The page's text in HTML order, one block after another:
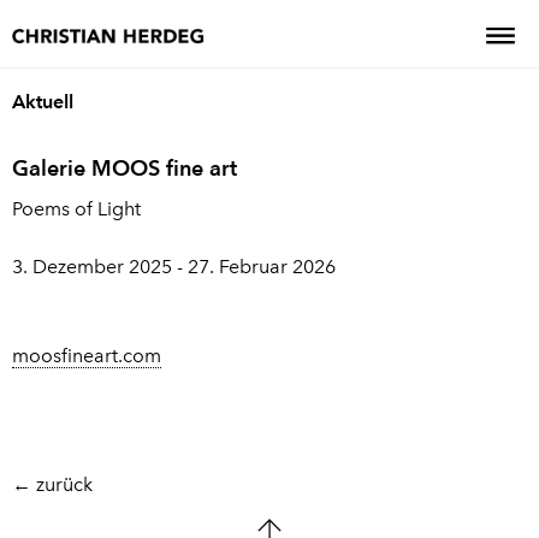
Aktuell
Galerie MOOS fine art
Poems of Light
3. Dezember 2025 - 27. Februar 2026
moosfineart.com
← zurück